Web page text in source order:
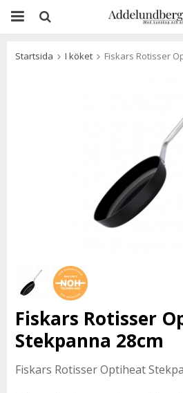
Startsida I köket Fiskars Rotisser
Fiskars Rotisser
Stekpanna 28cm
Fiskars Rotisser Optiheat